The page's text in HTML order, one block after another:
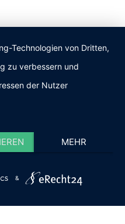
Technologien von Dritten,
zu verbessern und
der Nutzer
MEHR
&